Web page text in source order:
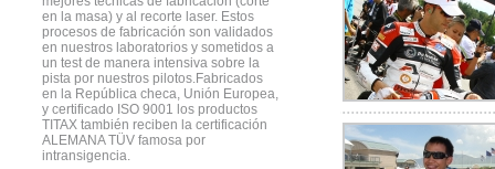
en la masa) y al recorte laser. Estos
procesos de fabricación son validados
en nuestros laboratorios y sometidos a
un test de manera intensiva sobre la
pista por nuestros pilotos.Fabricados
en la República checa, Unión Europea,
y certificado ISO 9001 los productos
TITAX también reciben la certificación
ALEMANA TÜV famosa por
intransigencia.